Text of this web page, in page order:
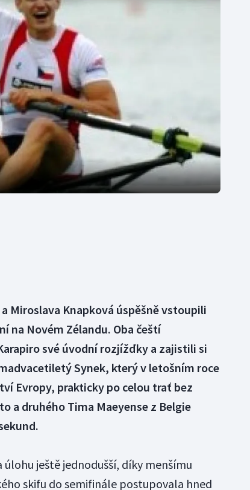
Moderní pětiboj
Motorsport
Olympijské hry
Parasport
Plavání
Plážový volejbal
Triatlon
Miroslava Knapková úspěšně vstoupili
na Novém Zélandu. Oba čeští
své úvodní rozjížďky a zajistili si
Synek, který v letošním roce
Evropy, prakticky po celou trať bez
a druhého Tima Maeyense z Belgie
ještě jednodušší, díky menšímu
skifu do semifinále postupovala hned